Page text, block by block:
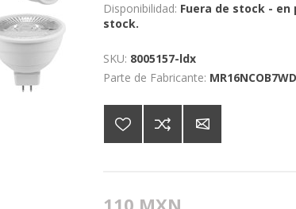
Disponibilidad: Fuera de stock - en
stock.
SKU: 8005157-ldx
Parte de Fabricante:
110 MXN